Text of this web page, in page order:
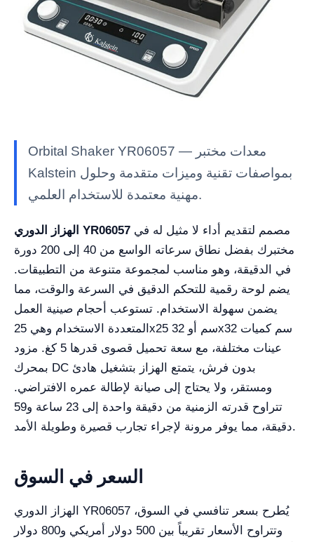
Orbital Shaker YR06057 — معدات مختبر
Kalstein بمواصفات تقنية وميزات متقدمة وحلول
مهنية معتمدة للاستخدام العلمي.
الهزاز الدوري YR06057
مختبرك بفضل نطاق سرعاته الواسع من 40 إلى 200 دورة
في الدقيقة، وهو مناسب لمجموعة متنوعة من التطبيقات.
يضم لوحة رقمية للتحكم الدقيق في السرعة والوقت، مما
يضمن سهولة الاستخدام. تستوعب أحجام صينية العمل
المتعددة الاستخدام وهي 25x25 سم أو 32x32 سم كميات
عينات مختلفة، مع سعة تحميل قصوى قدرها 5 كغ. مزود
بمحرك DC بدون فرش، يتمتع الهزاز بتشغيل هادئ
ومستقر، ولا يحتاج إلى صيانة لإطالة عمره الافتراضي.
تتراوح قدرته الزمنية من دقيقة واحدة إلى 23 ساعة و59
دقيقة، مما يوفر مرونة لإجراء تجارب قصيرة وطويلة الأمد.
السعر في السوق
الهزاز الدوري YR06057 يُطرح بسعر تنافسي في السوق،
وتتراوح الأسعار تقريباً بين 500 دولار أمريكي و800 دولار